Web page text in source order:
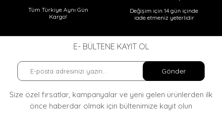
Tüm Türkiye Aynı Gün
Kargo!
Değişim için 14 gün içinde
iade etmeniz yeterlidir
E- BÜLTENE KAYIT OL
Gönder
Size özel fırsatlar, kampanyalar ve yeni gelen ürünlerden ilk
önce haberdar olmak için bültenimize kayıt olun